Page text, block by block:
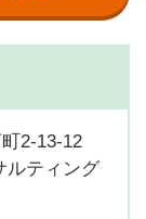
2-13-12
ルティング